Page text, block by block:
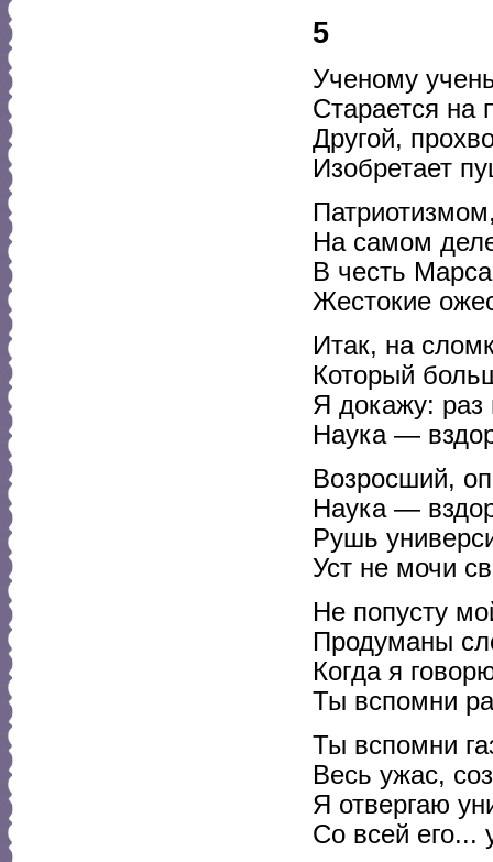
5
Ученому
Старается на
Другой,
Изобретает
На самом
В честь
Жестокие
Итак, на
Который
Я докажу: раз
Наука —
Возросший,
Наука —
Рушь
Уст не мочи
Не попусту
Продуманы
Когда я
Ты вспомни
Ты вспомни
Весь ужас,
Я отвергаю
Со всей его...